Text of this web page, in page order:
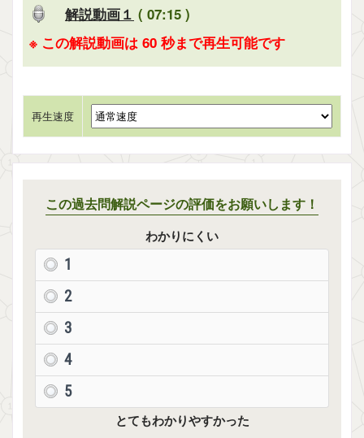
解説動画１ ( 07:15 )
※ この解説動画は 60 秒まで再生可能です
再生速度
この過去問解説ページの評価をお願いします！
わかりにくい
1
2
3
4
5
とてもわかりやすかった